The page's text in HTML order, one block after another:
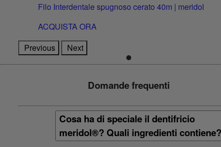
Filo Interdentale spugnoso cerato 40m | meridol
ACQUISTA ORA
Previous
Next
Domande frequenti
Cosa ha di speciale il dentifricio
meridol®? Quali ingredienti contiene?